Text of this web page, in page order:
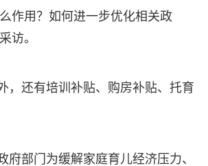
作用？如何进一步优化相关政
访。
，还有培训补贴、购房补贴、托育
府部门为缓解家庭育儿经济压力、